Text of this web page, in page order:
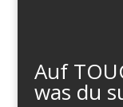
Auf
was du